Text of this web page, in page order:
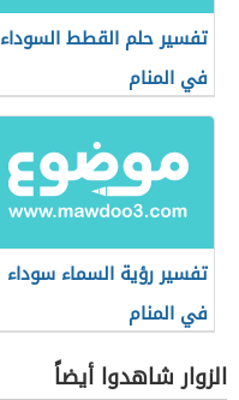
تفسير حلم القطط السوداء
في المنام
تفسير رؤية السماء سوداء
في المنام
الزوار شاهدوا أيضاً